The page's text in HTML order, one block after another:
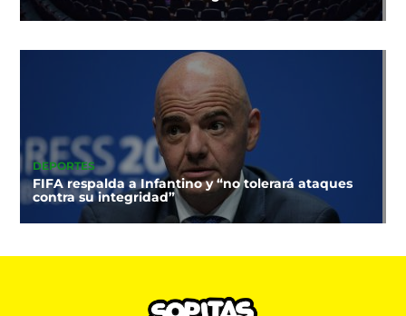
DEPORTES
FIFA respalda a Infantino y “no tolerará ataques
contra su integridad”